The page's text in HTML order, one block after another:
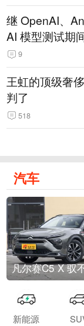
继 OpenAI、
AI 模型测试期
9
王虹的顶级奢
判了
518
汽车
凡尔赛C5 X 驭
新能源